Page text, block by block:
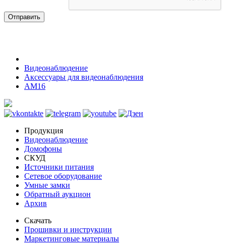
Отправить
Видеонаблюдение
Аксессуары для видеонаблюдения
AM16
Продукция
Видеонаблюдение
Домофоны
СКУД
Источники питания
Сетевое оборудование
Умные замки
Обратный аукцион
Архив
Скачать
Прошивки и инструкции
Маркетинговые материалы